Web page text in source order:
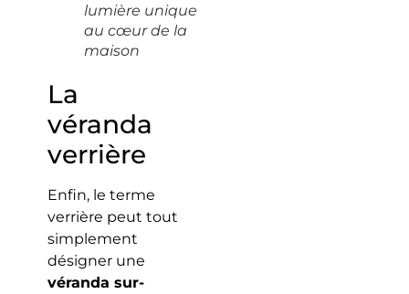
lumière unique
au cœur de la
maison
La
véranda
verrière
Enfin, le terme
verrière peut tout
simplement
désigner une
véranda sur-